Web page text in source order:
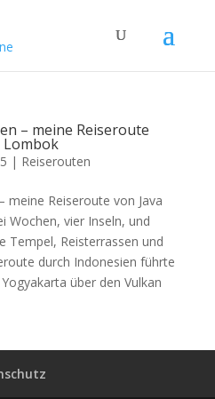
– meine Reiseroute
Lombok
| Reiserouten
meine Reiseroute von Java
Wochen, vier Inseln, und
Tempel, Reisterrassen und
durch Indonesien führte
über den Vulkan